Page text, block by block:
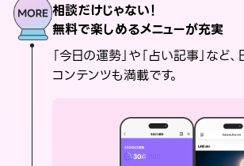
相談だけじゃない！
無料で楽しめるメニューが充実
「今日の運勢」や「占い記事」など
コンテンツも満載です。